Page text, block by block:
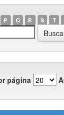
P Q R S T
página